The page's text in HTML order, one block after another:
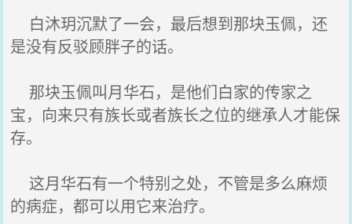
白沐玥沉默了一会，最后想到那块玉佩，还
是没有反驳顾胖子的话。
那块玉佩叫月华石，是他们白家的传家之
宝，向来只有族长或者族长之位的继承人才能保
存。
这月华石有一个特别之处，不管是多么麻烦
的病症，都可以用它来治疗。